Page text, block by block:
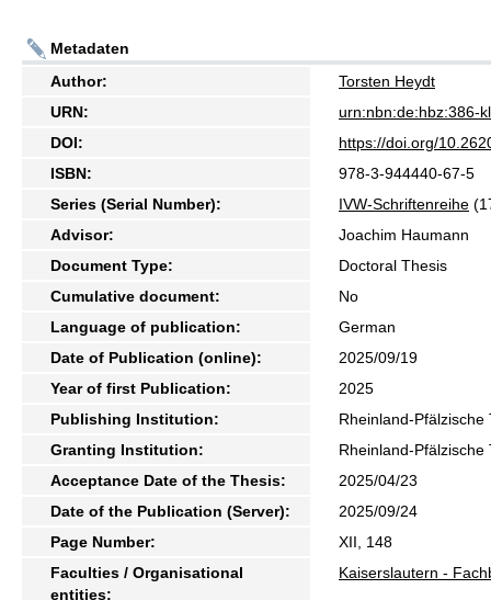
Metadaten
Author:
Torsten Heydt
URN:
urn:nbn:de:hbz:386-
DOI:
https://doi.org/
ISBN:
978-3-944440-67-5
Series (Serial Number):
IVW-Schriftenreihe
Advisor:
Joachim Haumann
Document Type:
Doctoral Thesis
Cumulative document:
No
Language of publication:
German
Date of Publication (online):
2025/09/19
Year of first Publication:
2025
Publishing Institution:
Rheinland-
Granting Institution:
Rheinland-
Acceptance Date of the Thesis:
2025/04/23
Date of the Publication (Server):
2025/09/24
Page Number:
XII, 148
Faculties / Organisational
entities:
Kaiserslautern -